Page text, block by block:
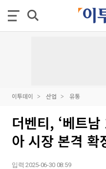
이투데이 산업 유통
더벤티, ‘베트
아 시장 본격 확
입력 2025-06-30 08:59